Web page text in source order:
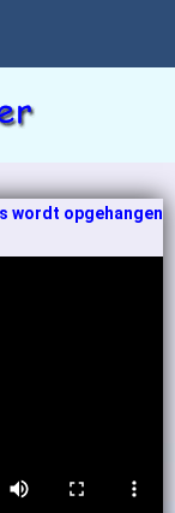
wordt opgehangen